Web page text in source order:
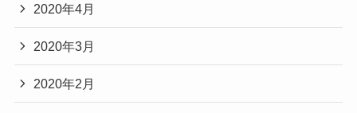
2020年4月
2020年3月
2020年2月